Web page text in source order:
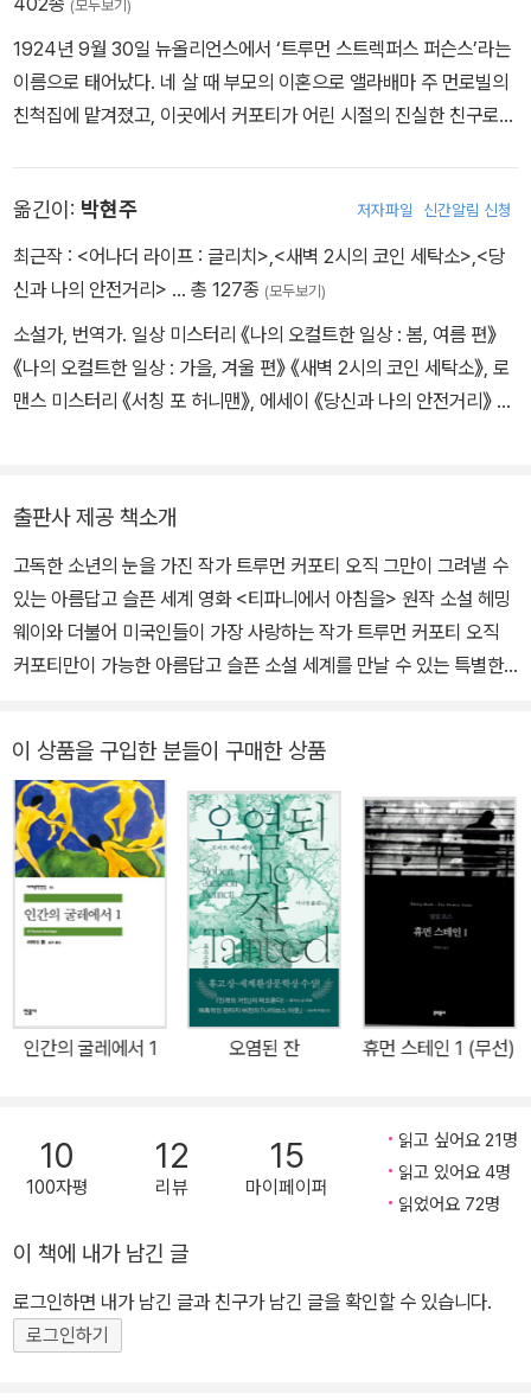
던 어느 날, 홀리는 술 취한 손님을 피하려고 화재 비상구를 통해 갑작
스레 내 집에 침입하고, 나는 그렇게 그녀와 친구가 되었다. 무엇에도
거리낄 것 없이 이야기하면서도 개인사에 관련된 질문을 할 때면 콧
잔등을 긁으며 화제를 돌려버리는 알 수 없는 여인이었지만, 나는 조
단의 거물에게 ‘기상 예보’를 전달받는 역할로 받는 100달러가 전부
면서도 내 생일에 터무니없이 비싼 새장을 선물해주고, 그러면서도
그 안에 살아 있는 것은 절대 넣지 말아달라고 부탁하는 홀리. 하지만
지 않았다. 마약 거래단과 연루된 일로 경찰에 체포되었다 가석방으
로 풀려나자 홀리는 그대로 어디론가 사라져버리는데……
(모두보기)
1924년 9월 30일 뉴올리언스에서 ‘트루먼 스트렉퍼스 퍼슨스’라는
이름으로 태어났다. 네 살 때 부모의 이혼으로 앨라배마 주 먼로빌의
친척집에 맡겨졌고, 이곳에서 커포티가 어린 시절의 진실한 친구로
커포티’라는 이름을 가지게 되었다. 고등학교 때 문예지 《뉴요커》에
서 사환으로 일하며 본격적으로 소설을 쓰기 시작했으나, 사소한 실
수로 시인 로버트 프로스트의 심기를 건드려 해고당했다. 그러나 몇
들이 연달아 유명 잡지에 발표되면서, 한때 사환이던 스무 살 청년은
순식간에 ‘전후 세대 미국 문단을 이 끌어갈 총아’로 떠올랐다. 1948
년 단편 <마지막 문을 닫아라>로 ‘오 헨리 상’을 수상했고, 같은 해 출
언어로 그려낸 두 번째 장편 《풀잎 하프》(1951)는 브로드웨이 연극
에서 가장 특이하고 매력적인 여주인공을 창조해낸 《티파니에서 아
침을》(1958)로 “우리 세대 가장 완벽한 작가”라는 찬사를 받았고,
이 소설은 오드리 헵번 주연의 동명 영화로도 만들어져 그 유명세를
더했다. 그리고 1966년, 캔자스 홀컴 마을에서 있었던 실제 살인 사
‘논픽션 소설’이라는 새로운 장르를 개척함과 동시에 “20세기 소설의
지형도를 바꾸었다”는 찬사를 받았다. 《인 콜드 블러드》의 성공으로
엄청난 부와 명성을 거머쥔 뒤 스타 작가로서 화려한 삶을 살았지만
불행하게도 커포티 개인의 삶은 무너져 내렸고, 1984년 알코올 중독
과 약물 중독으로 사망할 때까지 새로운 작품은 출간하지 못했다. 그
후 30여 년이 지난 2014년 뉴욕공립도서관에서 커포티의 10대 시
절 단편들이 발견되면서 미국 문단이 들썩였다. 이 작품들은 《내가 그
대를 잊으면:트루먼 커포티 미발표 초기 소설집》(2015)으로 출간,
훗날 꽃피는 커포티 문학의 모든 원형과 함께 어린 천재 작가가 어떻
게 자신의 재능을 수련했는지 목도할 수 있는 작품집으로 사랑받고
옮긴이: 박현주 저자파일 신간알림 신청
최근작 : <어나더 라이프 : 글리치>,<새벽 2시의 코인 세탁소>,<당
신과 나의 안전거리> … 총 127종 (모두보기)
소설가, 번역가. 일상 미스터리 《나의 오컬트한 일상 : 봄, 여름 편》
《나의 오컬트한 일상 : 가을, 겨울 편》 《새벽 2시의 코인 세탁소》, 로
맨스 미스터리 《서칭 포 허니맨》, 에세이 《당신과 나의 안전거리》 등
출판사 제공 책소개
고독한 소년의 눈을 가진 작가 트루먼 커포티 오직 그만이 그려낼 수
있는 아름답고 슬픈 세계 영화 <티파니에서 아침을> 원작 소설 헤밍
웨이와 더불어 미국인들이 가장 사랑하는 작가 트루먼 커포티 오직
커포티만이 가능한 아름답고 슬픈 소설 세계를 만날 수 있는 특별한
로운 장르를 개척한 전대미문의 걸작 《인 콜드 블러드》로 문학사에
획을 그은 미국 작가 트루먼 커포티의 소설 세계를 총망라하는 선집
이 출간되었다. 커포티가 스물네 살 때 발표한 첫 장편소설이자 9주
연속 뉴욕 타임스 베스트셀러에 올랐던 《다른 목소리, 다른 방》, 독특
한 유년 시절의 경험이 녹아든 자전소설 《풀잎 하프》, 퓰리처상 수상
작가 노먼 메일러로부터 “우리 세대 가장 완벽한 작가”라는 찬사를
받은 《티파니에서 아침을》, “20세기 소설의 지형도를 바꾼” 《인 콜
드 블러드》, 문체의 대가 커포티의 진면목을 느낄 수 있는 단편 전집
《차가운 벽》(2012년 처음으로 공개된 미발표 유작 <요트 여행> 수
록)까지, 오직 커포티만이 가능한 아름답고 고독한 소설 세계를 온전
단을 대표하는 작가 커포티는 천재적인 글솜씨와 타고난 스타성으로
데뷔 때부터 평단과 대중을 단번에 사로잡았을 뿐 아니라 40대에 이
미 자신의 작품만으로 백만장자에 오른 몇 안 되는 스타 작가 중 하나
체성에 대한 불안과 고독을 일찍이 글쓰기를 통해 위로받았던 커포티
는 10대 때 집필한 작품 중 하나인 단편 <미리엄>이 처음 잡지에 실
리면서 작가로 등단했다. 그의 나이 불과 스물한 살이었지만, 미국 문
이 상품을 구입한 분들이 구매한 상품
인간의 굴레에서 1 오염된 잔 휴먼 스테인 1 (무선)
10
100자평
12
리뷰
15
마이페이퍼
읽고 싶어요 21명
읽고 있어요 4명
읽었어요 72명
이 책에 내가 남긴 글
로그인하면 내가 남긴 글과 친구가 남긴 글을 확인할 수 있습니다.
로그인하기